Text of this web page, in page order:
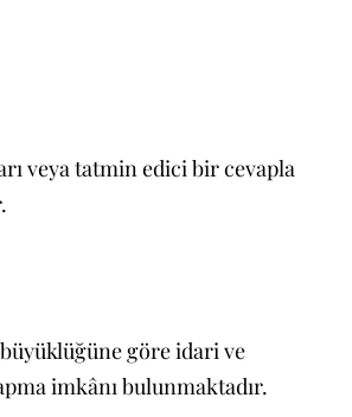
veya tatmin edici bir cevapla
göre idari ve
imkânı bulunmaktadır.